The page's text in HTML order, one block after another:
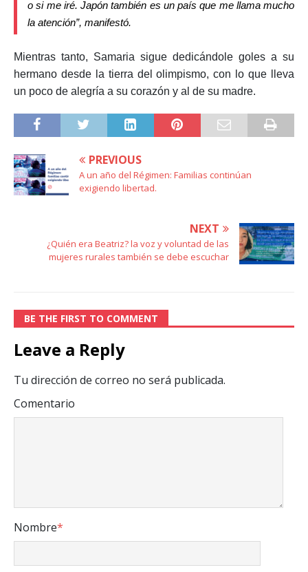
o si me iré. Japón también es un país que me llama mucho
la atención”, manifestó.
Mientras tanto, Samaria sigue dedicándole goles a su
hermano desde la tierra del olimpismo, con lo que lleva
un poco de alegría a su corazón y al de su madre.
PREVIOUS
A un año del Régimen: Familias continúan
exigiendo libertad.
NEXT
¿Quién era Beatriz? la voz y voluntad de las
mujeres rurales también se debe escuchar
BE THE FIRST TO COMMENT
Leave a Reply
Tu dirección de correo no será publicada.
Comentario
Nombre*